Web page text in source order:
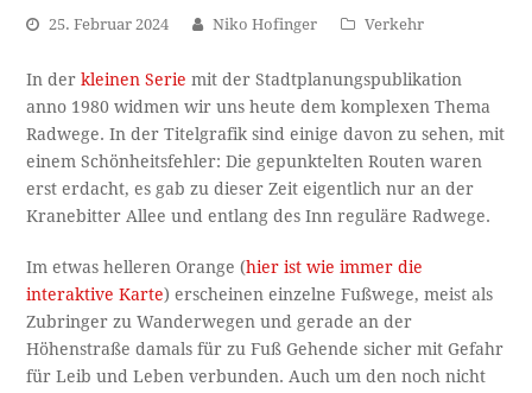
25. Februar 2024 Niko Hofinger Verkehr
In derkleinen Serie mit der Stadtplanungspublikation
anno 1980 widmen wir uns heute dem komplexen Thema
Radwege. In der Titelgrafik sind einige davon zu sehen, mit
einem Schönheitsfehler: Die gepunktelten Routen waren
erst erdacht, es gab zu dieser Zeit eigentlich nur an der
Kranebitter Allee und entlang des Inn reguläre Radwege.
Im etwas helleren Orange (hier ist wie immer die
interaktive Karte) erscheinen einzelne Fußwege, meist als
Zubringer zu Wanderwegen und gerade an der
Höhenstraße damals für zu Fuß Gehende sicher mit Gefahr
für Leib und Leben verbunden. Auch um den noch nicht